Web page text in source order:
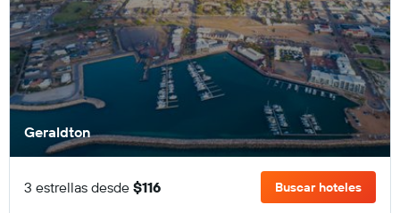
Geraldton
3 estrellas desde $116 Buscar hoteles